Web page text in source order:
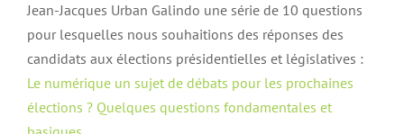
Jean-Jacques Urban Galindo une série de 10 questions
pour lesquelles nous souhaitions des réponses des
candidats aux élections présidentielles et législatives :
Le numérique un sujet de débats pour les prochaines
élections ? Quelques questions fondamentales et